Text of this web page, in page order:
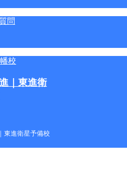
問
校
｜東進衛
東進衛星予備校